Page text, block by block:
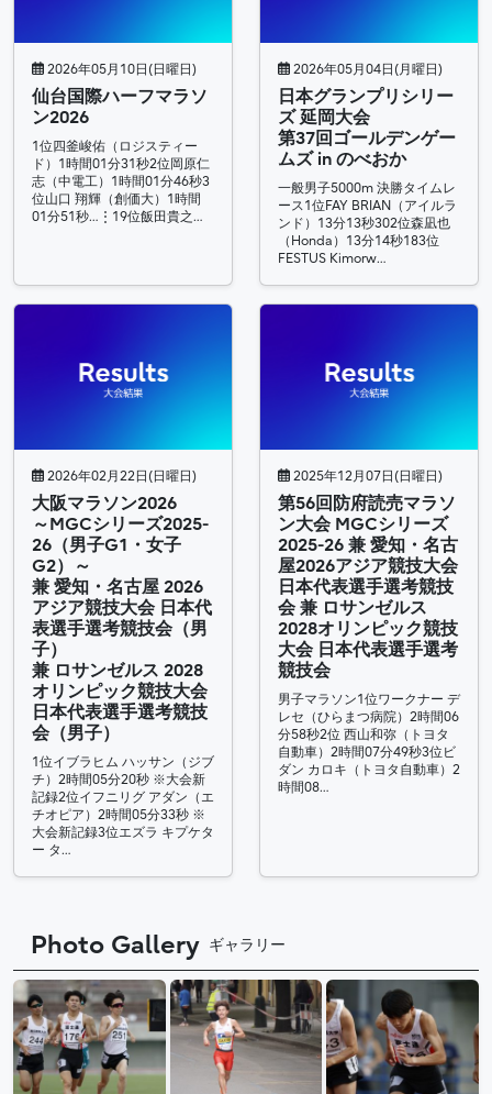
2026年05月10日(日曜日)
仙台国際ハーフマラソ
ン2026
1位四釜峻佑（ロジスティー
ド）1時間01分31秒2位岡原仁
志（中電工）1時間01分46秒3
位山口 翔輝（創価大）1時間
01分51秒…⋮19位飯田貴之…
2026年05月04日(月曜日)
日本グランプリシリー
ズ 延岡大会
第37回ゴールデンゲー
ムズ in のべおか
一般男子5000m 決勝タイムレ
ース1位FAY BRIAN（アイルラ
ンド）13分13秒302位森凪也
（Honda）13分14秒183位
FESTUS Kimorw…
2026年02月22日(日曜日)
大阪マラソン2026
～MGCシリーズ2025-
26（男子G1・女子
G2）～
兼 愛知・名古屋 2026
アジア競技大会 日本代
表選手選考競技会（男
子）
兼 ロサンゼルス 2028
オリンピック競技大会
日本代表選手選考競技
会（男子）
1位イブラヒム ハッサン（ジブ
チ）2時間05分20秒 ※大会新
記録2位イフニリグ アダン（エ
チオピア）2時間05分33秒 ※
大会新記録3位エズラ キプケタ
ー タ…
2025年12月07日(日曜日)
第56回防府読売マラソ
ン大会 MGCシリーズ
2025-26 兼 愛知・名古
屋2026アジア競技大会
日本代表選手選考競技
会 兼 ロサンゼルス
2028オリンピック競技
大会 日本代表選手選考
競技会
男子マラソン1位ワークナー デ
レセ（ひらまつ病院）2時間06
分58秒2位 西山和弥（トヨタ
自動車）2時間07分49秒3位ビ
ダン カロキ（トヨタ自動車）2
時間08…
Photo Gallery ギャラリー